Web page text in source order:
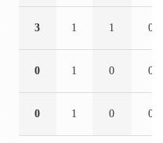
3 1 1 0
0 1 0 0
0 1 0 0